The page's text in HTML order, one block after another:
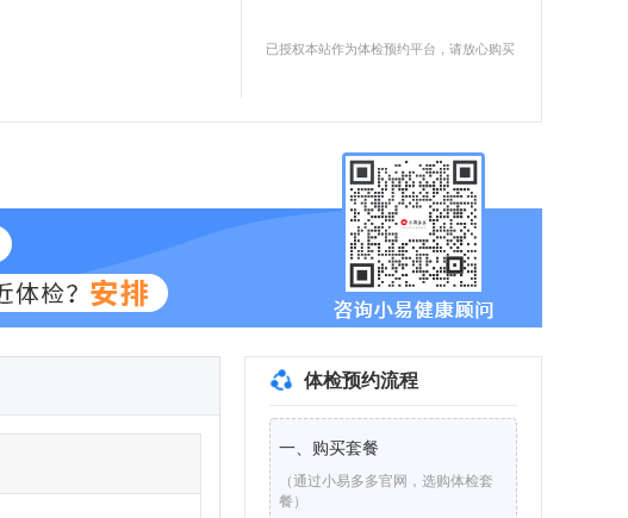
已授权本站作为体检预约平台，请放心购买
体检预约流程
一、购买套餐
（通过小易多多官网，选购体检套
餐）